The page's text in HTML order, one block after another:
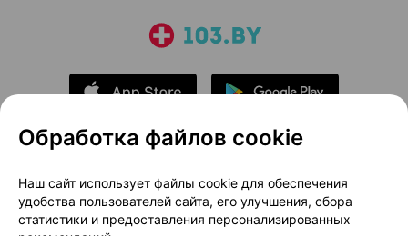
О проекте
Новости проекта
Размещение рекламы
Медицинский маркетинг
Публичный договор
Доставка
Обработка файлов cookie
Наш сайт использует файлы cookie для обеспечения
удобства пользователей сайта, его улучшения, сбора
статистики и предоставления персонализированных